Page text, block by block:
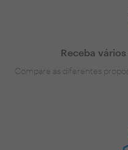
Receba
Compare as diferentes